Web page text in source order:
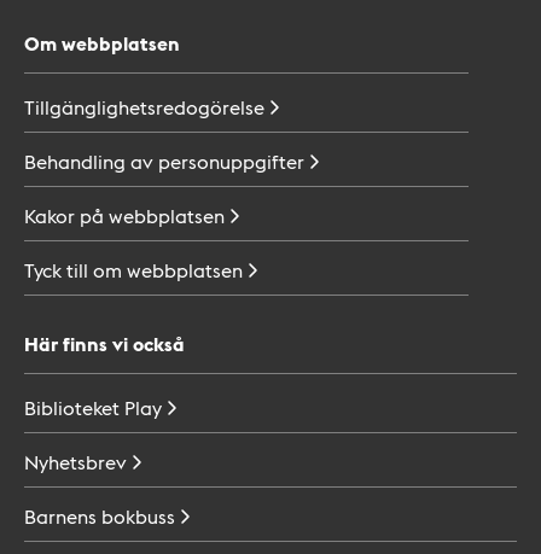
Om webbplatsen
Tillgänglighetsredogörelse
Behandling av personuppgifter
Kakor på webbplatsen
Tyck till om webbplatsen
Här finns vi också
Biblioteket Play
Nyhetsbrev
Barnens bokbuss